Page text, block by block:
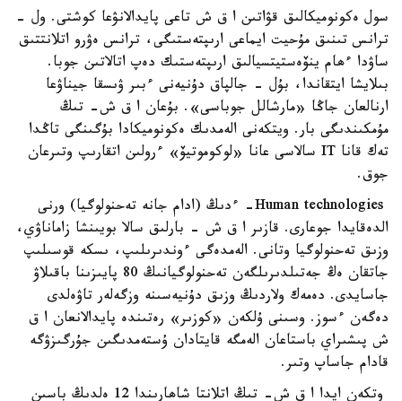
سول ەكونوميكالىق قۋاتىن ا ق ش تاعى پايدالانۋعا كوشتى. ول -
ترانس تىنىق مۇحيت ايماعى ارىپتەستىگى، ترانس ەۋرو اتلانتتىق
ساۋدا ءھام ينۆەستيتسيالىق ارىپتەستىك دەپ اتالاتىن جوبا.
بىلايشا ايتقاندا، بۇل - جالپاق دۇنيەنى ءبىر ۋىسقا جيناۋعا
ارنالعان جاڭا «مارشالل جوباسى». بۇعان ا ق ش- تىڭ
مۇمكىندىگى بار. ويتكەنى الەمدىك ەكونوميكادا بۇگىنگى تاڭدا
تەك قانا IT سالاسى عانا «لوكوموتيۆ» ءرولىن اتقارىپ وتىرعان
جوق.
Human technologies- ءدىڭ (ادام جانە تەحنولوگيا) ورنى
الدەقايدا جوعارى. قازىر ا ق ش - بارلىق سالا بويىنشا زاماناۋي،
وزىق تەحنولوگيا وتانى. الەمدەگى ءوندىرىلىپ، ىسكە قوسىلىپ
جاتقان ەڭ جەتىلدىرىلگەن تەحنولوگيانىڭ 80 پايىزىنا باقىلاۋ
جاسايدى. دەمەك ولاردىڭ وزىق دۇنيەسىنە وزگەلەر تاۋەلدى
دەگەن ءسوز. وسىنى ۇلكەن «كوزىر» رەتىندە پايدالانعان ا ق
ش پىشىراي باستاعان الەمگە قايتادان ۇستەمدىگىن جۇرگىزۋگە
قادام جاساپ وتىر.
وتكەن ايدا ا ق ش- تىڭ اتلانتا شاھارىندا 12 ەلدىڭ باسىن